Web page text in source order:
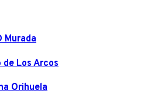
Murada
Los Arcos
Orihuela